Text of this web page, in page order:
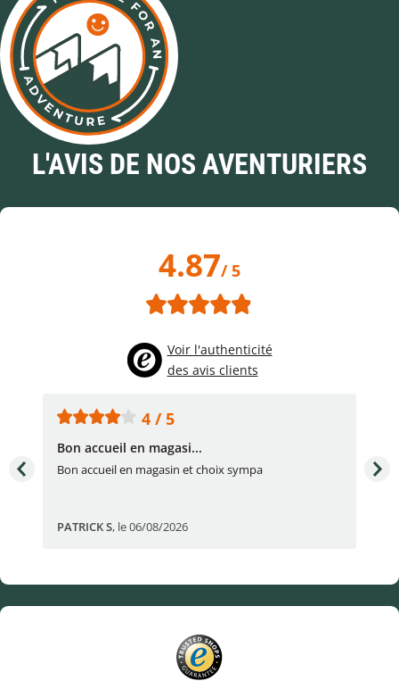
L'AVIS DE NOS AVENTURIERS
4.87/ 5
Voir l'authenticité
des avis clients
4 / 5
Bon accueil en magasi...
Bon accueil en magasin et choix sympa
PATRICK S, le 06/08/2026